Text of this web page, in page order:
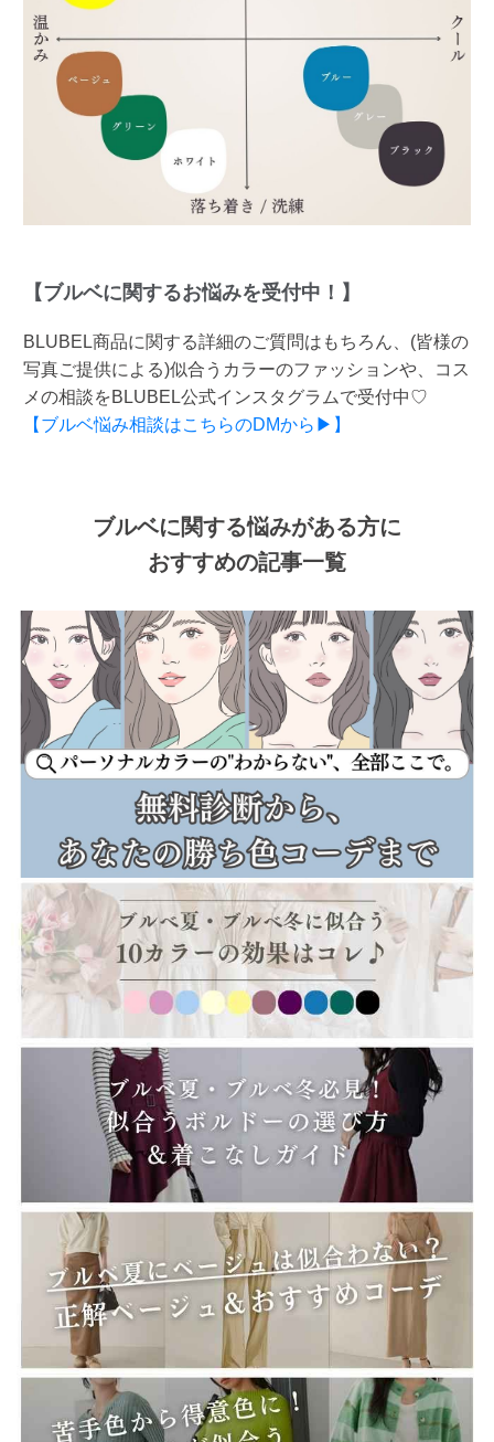
【ブルベに関するお悩みを受付中！】
BLUBEL商品に関する詳細のご質問はもちろん、(皆様の
写真ご提供による)似合うカラーのファッションや、コス
メの相談をBLUBEL公式インスタグラムで受付中♡
【ブルベ悩み相談はこちらのDMから▶】
ブルベに関する悩みがある方に
おすすめの記事一覧